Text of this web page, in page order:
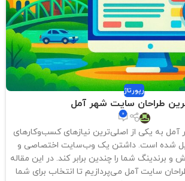
رپورتاژ
طراحان سایت شهر آمل
0
به یکی از اصلی‌ترین نیازهای کسب‌وکارهای
شده است. داشتن یک وب‌سایت اختصاصی و
و برندینگ شما را چندین برابر کند. در این مقاله
سایت آمل می‌پردازیم تا انتخاب برای شما